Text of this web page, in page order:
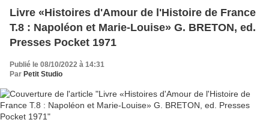
Livre «Histoires d'Amour de l'Histoire de France
T.8 : Napoléon et Marie-Louise» G. BRETON, ed.
Presses Pocket 1971
Publié le 08/10/2022 à 14:31
Par Petit Studio